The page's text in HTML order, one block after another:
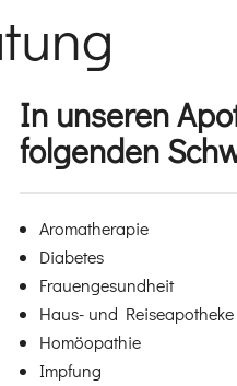
Einleitung
In unseren
folgenden
Aromatherapie
Diabetes
Frauengesundheit
Haus- und Reiseapotheke
Homöopathie
Impfung